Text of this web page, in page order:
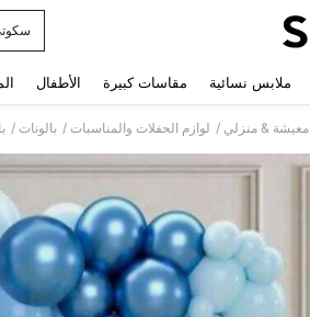
ملابس نسائية مقاسات كبيرة الأطفال
معيشة & منزلي / لوازم الحفلات والمناسبات / بالونات /